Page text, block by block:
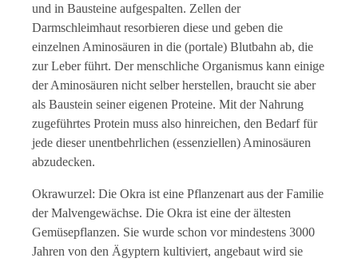
und in Bausteine aufgespalten. Zellen der
Darmschleimhaut resorbieren diese und geben die
einzelnen Aminosäuren in die (portale) Blutbahn ab, die
zur Leber führt. Der menschliche Organismus kann einige
der Aminosäuren nicht selber herstellen, braucht sie aber
als Baustein seiner eigenen Proteine. Mit der Nahrung
zugeführtes Protein muss also hinreichen, den Bedarf für
jede dieser unentbehrlichen (essenziellen) Aminosäuren
abzudecken.
Okrawurzel: Die Okra ist eine Pflanzenart aus der Familie
der Malvengewächse. Die Okra ist eine der ältesten
Gemüsepflanzen. Sie wurde schon vor mindestens 3000
Jahren von den Ägyptern kultiviert, angebaut wird sie